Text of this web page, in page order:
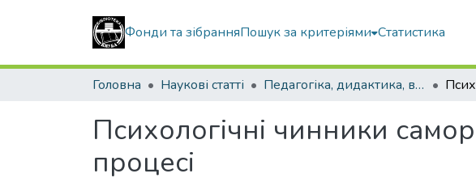
Фонди та зібранняПошук за критеріями Статистика
Головна Наукові статті Педагогіка, дидактика, вища освіта
Психологічні чинники
процесі